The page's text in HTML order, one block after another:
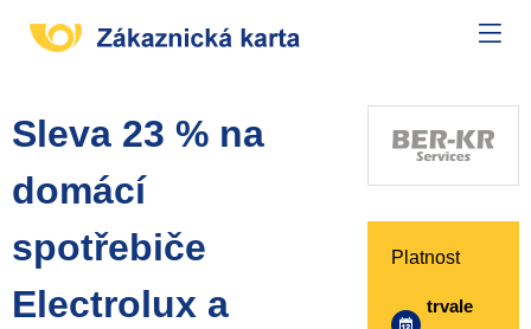
Sleva 23 % na
domácí
spotřebiče
Electrolux a
Platnost
trvale